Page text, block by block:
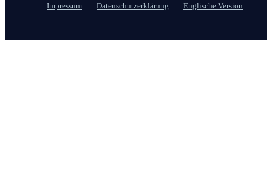
Impressum Datenschutzerklärung Englische Version